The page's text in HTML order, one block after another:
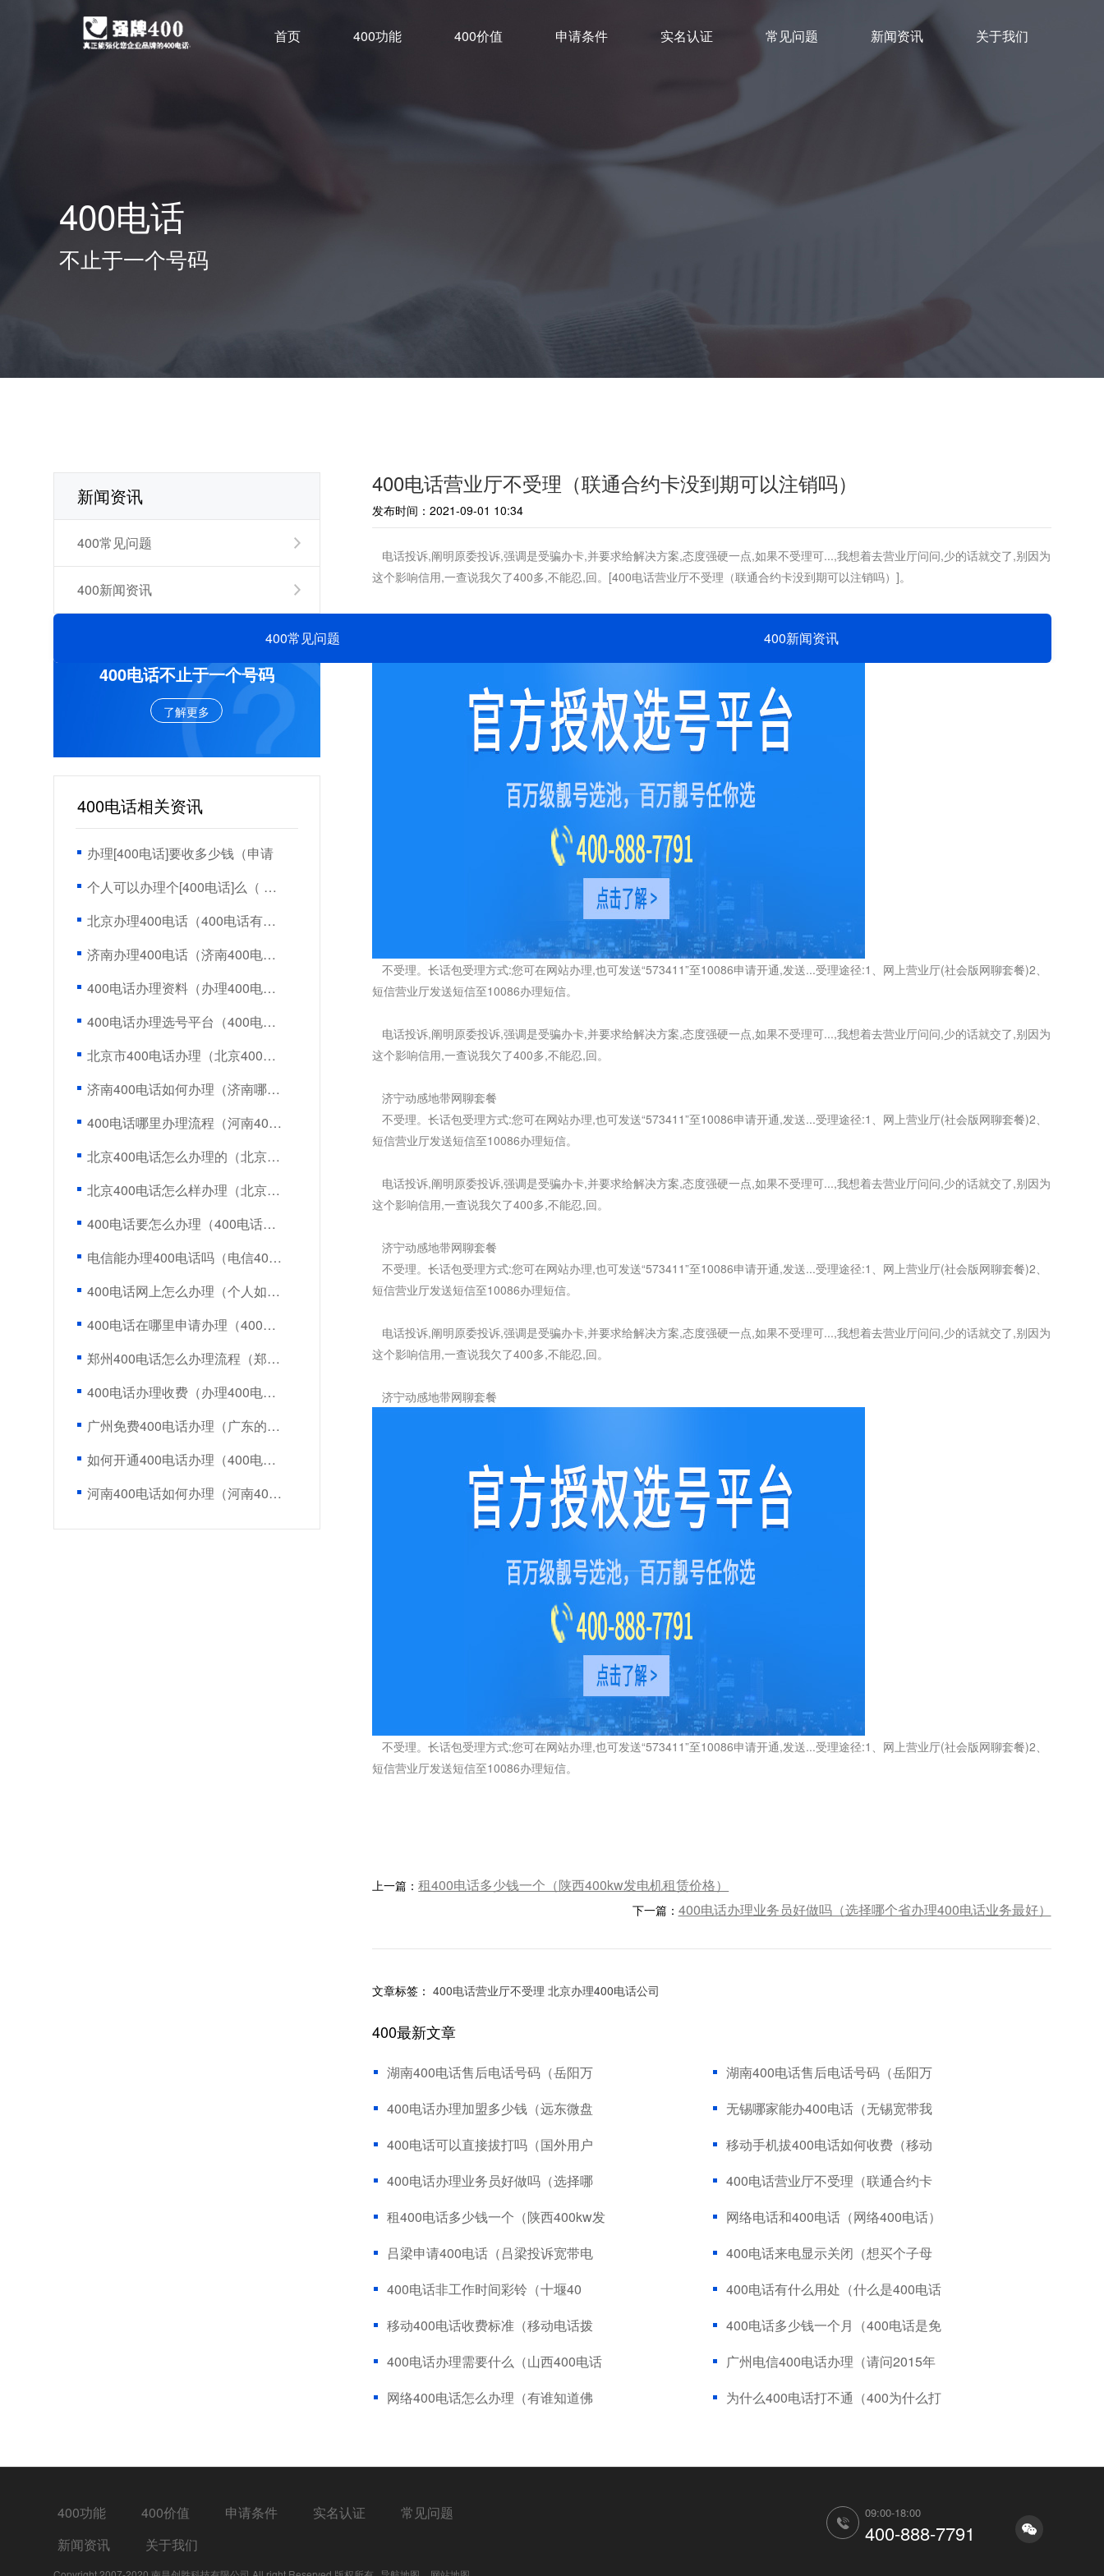
首页 400功能 400价值 申请条件 实名认证 常见问题 新闻资讯 关于我们
400电话
不止于一个号码
400常见问题 400新闻资讯
新闻资讯
400常见问题
400新闻资讯
400电话不止于一个号码
了解更多
400电话相关资讯
办理[400电话]要收多少钱（申请
个人可以办理个[400电话]么（ 个人
北京办理400电话（400电话有用吗）
济南办理400电话（济南400电话在哪
400电话办理资料（办理400电话需要
400电话办理选号平台（400电话怎么
北京市400电话办理（北京400电话哪
济南400电话如何办理（济南哪里办
400电话哪里办理流程（河南400电话
北京400电话怎么办理的（北京哪里
北京400电话怎么样办理（北京哪里
400电话要怎么办理（400电话办理多
电信能办理400电话吗（电信400电话
400电话网上怎么办理（个人如何办
400电话在哪里申请办理（400电话申
郑州400电话怎么办理流程（郑州哪
400电话办理收费（办理400电话怎么
广州免费400电话办理（广东的区号
如何开通400电话办理（400电话的开
河南400电话如何办理（河南400电话
400电话营业厅不受理（联通合约卡没到期可以注销吗）
发布时间：2021-09-01 10:34
电话投诉,阐明原委投诉,强调是受骗办卡,并要求给解决方案,态度强硬一点,如果不受理可...,我想着去营业厅问问,少的话就交了,别因为
这个影响信用,一查说我欠了400多,不能忍,回。[400电话营业厅不受理（联通合约卡没到期可以注销吗）]。
不受理。长话包受理方式:您可在网站办理,也可发送“573411”至10086申请开通,发送...受理途径:1、网上营业厅(社会版网聊套餐)2、
短信营业厅发送短信至10086办理短信。
电话投诉,阐明原委投诉,强调是受骗办卡,并要求给解决方案,态度强硬一点,如果不受理可...,我想着去营业厅问问,少的话就交了,别因为
这个影响信用,一查说我欠了400多,不能忍,回。
济宁动感地带网聊套餐
不受理。长话包受理方式:您可在网站办理,也可发送“573411”至10086申请开通,发送...受理途径:1、网上营业厅(社会版网聊套餐)2、
短信营业厅发送短信至10086办理短信。
电话投诉,阐明原委投诉,强调是受骗办卡,并要求给解决方案,态度强硬一点,如果不受理可...,我想着去营业厅问问,少的话就交了,别因为
这个影响信用,一查说我欠了400多,不能忍,回。
济宁动感地带网聊套餐
不受理。长话包受理方式:您可在网站办理,也可发送“573411”至10086申请开通,发送...受理途径:1、网上营业厅(社会版网聊套餐)2、
短信营业厅发送短信至10086办理短信。
电话投诉,阐明原委投诉,强调是受骗办卡,并要求给解决方案,态度强硬一点,如果不受理可...,我想着去营业厅问问,少的话就交了,别因为
这个影响信用,一查说我欠了400多,不能忍,回。
济宁动感地带网聊套餐
不受理。长话包受理方式:您可在网站办理,也可发送“573411”至10086申请开通,发送...受理途径:1、网上营业厅(社会版网聊套餐)2、
短信营业厅发送短信至10086办理短信。
上一篇：租400电话多少钱一个（陕西400kw发电机租赁价格）
下一篇： 400电话办理业务员好做吗（选择哪个省办理400电话业务最好）
文章标签： 400电话营业厅不受理 北京办理400电话公司
400最新文章
湖南400电话售后电话号码（岳阳万
湖南400电话售后电话号码（岳阳万
400电话办理加盟多少钱（远东微盘
无锡哪家能办400电话（无锡宽带我
400电话可以直接拔打吗（国外用户
移动手机拔400电话如何收费（移动
400电话办理业务员好做吗（选择哪
400电话营业厅不受理（联通合约卡
租400电话多少钱一个（陕西400kw发
网络电话和400电话（网络400电话）
吕梁申请400电话（吕梁投诉宽带电
400电话来电显示关闭（想买个子母
400电话非工作时间彩铃（十堰40
400电话有什么用处（什么是400电话
移动400电话收费标准（移动电话拨
400电话多少钱一个月（400电话是免
400电话办理需要什么（山西400电话
广州电信400电话办理（请问2015年
网络400电话怎么办理（有谁知道佛
为什么400电话打不通（400为什么打
400功能 400价值 申请条件 实名认证
常见问题
新闻资讯
关于我们
09:00-18:00
400-888-7791